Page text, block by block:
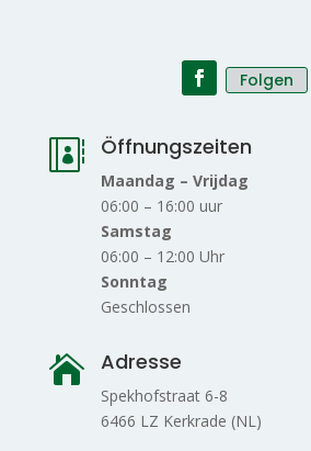
Folgen
 Öffnungszeiten
Maandag – Vrijdag
06:00 – 16:00 uur
Samstag
06:00 – 12:00 Uhr
Sonntag
Geschlossen
 Adresse
Spekhofstraat 6-8
6466 LZ Kerkrade (NL)